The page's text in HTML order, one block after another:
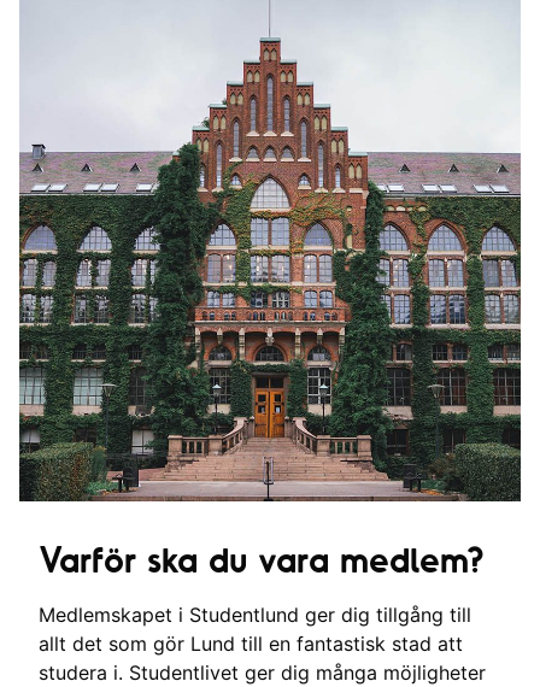
Varför ska du vara medlem?
Medlemskapet i Studentlund ger dig tillgång till
allt det som gör Lund till en fantastisk stad att
studera i. Studentlivet ger dig många möjligheter